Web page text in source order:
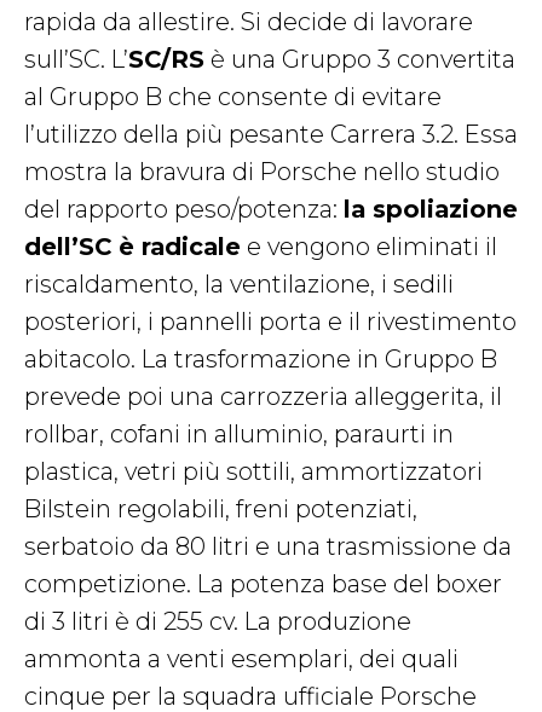
rapida da allestire. Si decide di lavorare
sull’SC. L’SC/RS è una Gruppo 3 convertita
al Gruppo B che consente di evitare
l’utilizzo della più pesante Carrera 3.2. Essa
mostra la bravura di Porsche nello studio
del rapporto peso/potenza: la spoliazione
dell’SC è radicale e vengono eliminati il
riscaldamento, la ventilazione, i sedili
posteriori, i pannelli porta e il rivestimento
abitacolo. La trasformazione in Gruppo B
prevede poi una carrozzeria alleggerita, il
rollbar, cofani in alluminio, paraurti in
plastica, vetri più sottili, ammortizzatori
Bilstein regolabili, freni potenziati,
serbatoio da 80 litri e una trasmissione da
competizione. La potenza base del boxer
di 3 litri è di 255 cv. La produzione
ammonta a venti esemplari, dei quali
cinque per la squadra ufficiale Porsche